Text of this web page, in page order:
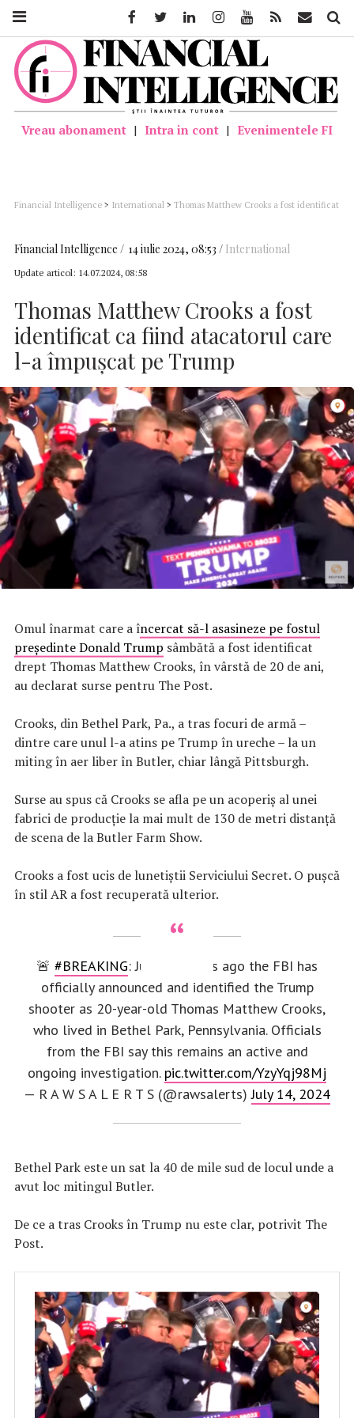
Vreau abonament | Intra in cont | Evenimentele FI
Financial Intelligence > International > Thomas Matthew Crooks a fost identificat
Financial Intelligence 14 iulie 2024, 08:53 International
Update articol: 14.07.2024, 08:58
Thomas Matthew Crooks a fost
identificat ca fiind atacatorul care
l-a împușcat pe Trump
Omul înarmat care a încercat să-l asasineze pe fostul
președinte Donald Trump sâmbătă a fost identificat
drept Thomas Matthew Crooks, în vârstă de 20 de ani,
au declarat surse pentru The Post.
Crooks, din Bethel Park, Pa., a tras focuri de armă –
dintre care unul l-a atins pe Trump în ureche – la un
miting în aer liber în Butler, chiar lângă Pittsburgh.
Surse au spus că Crooks se afla pe un acoperiș al unei
fabrici de producție la mai mult de 130 de metri distanță
de scena de la Butler Farm Show.
Crooks a fost ucis de lunetiştii Serviciului Secret. O pușcă
în stil AR a fost recuperată ulterior.
🚨 #BREAKING: Just moments ago the FBI has
officially announced and identified the Trump
shooter as 20-year-old Thomas Matthew Crooks,
who lived in Bethel Park, Pennsylvania. Officials
from the FBI say this remains an active and
ongoing investigation. pic.twitter.com/YzyYqj98Mj
— R A W S A L E R T S (@rawsalerts)July 14, 2024
Bethel Park este un sat la 40 de mile sud de locul unde a
avut loc mitingul Butler.
De ce a tras Crooks în Trump nu este clar, potrivit The
Post.
FacebookTwitter LinkedinInstagramYoutube Feed Mail